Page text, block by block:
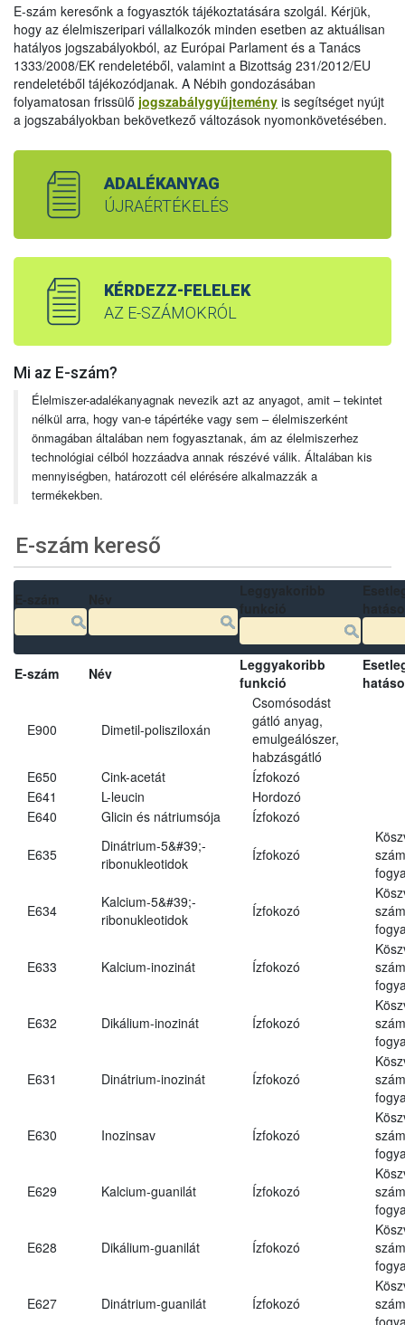
E-szám keresőnk a fogyasztók tájékoztatására szolgál. Kérjük,
hogy az élelmiszeripari vállalkozók minden esetben az aktuálisan
hatályos jogszabályokból, az Európai Parlament és a Tanács
1333/2008/EK rendeletéből, valamint a Bizottság 231/2012/EU
rendeletéből tájékozódjanak. A Nébih gondozásában
folyamatosan frissülő jogszabálygyűjtemény is segítséget nyújt
a jogszabályokban bekövetkező változások nyomonkövetésében.
ADALÉKANYAG
ÚJRAÉRTÉKELÉS
KÉRDEZZ-FELELEK
AZ E-SZÁMOKRÓL
Mi az E-szám?
Élelmiszer-adalékanyagnak nevezik azt az anyagot, amit – tekintet
nélkül arra, hogy van-e tápértéke vagy sem – élelmiszerként
önmagában általában nem fogyasztanak, ám az élelmiszerhez
technológiai célból hozzáadva annak részévé válik. Általában kis
mennyiségben, határozott cél elérésére alkalmazzák a
termékekben.
E-szám kereső
E-szám Név
Leggyakoribb
funkció
E900 Dimetil-polisziloxán
Csomósodást
gátló anyag,
emulgeálószer,
habzásgátló
E650
Cink-acetát
Ízfokozó
E641
L-leucin
Hordozó
E640
Glicin és nátriumsója Ízfokozó
E635
Dinátrium-5&#39;-
ribonukleotidok
Ízfokozó
E634
Kalcium-5&#39;-
ribonukleotidok
Ízfokozó
E633 Kalcium-inozinát Ízfokozó
E632 Dikálium-inozinát Ízfokozó
E631 Dinátrium-inozinát Ízfokozó
E630 Inozinsav Ízfokozó
E629 Kalcium-guanilát Ízfokozó
E628 Dikálium-guanilát Ízfokozó
E627 Dinátrium-guanilát Ízfokozó